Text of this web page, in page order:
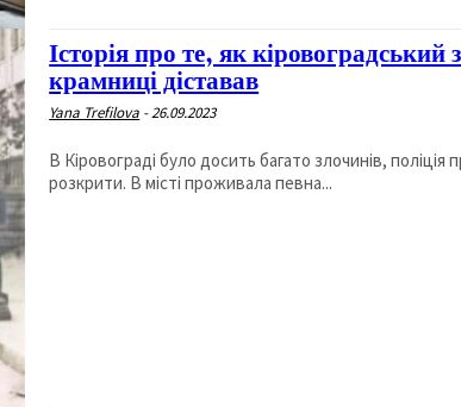
Історія про те, як кіровоградський
крамниці діставав
Yana Trefilova -26.09.2023
В Кіровограді було досить багато злочинів,
розкрити. В місті проживала певна...